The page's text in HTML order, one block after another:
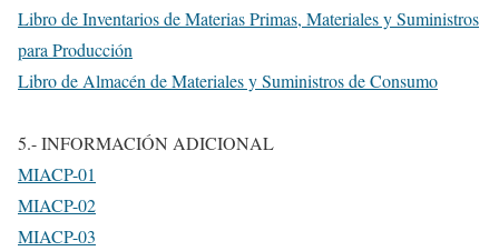
Libro de Inventarios de Materias Primas, Materiales y Suministros
para Producción
Libro de Almacén de Materiales y Suministros de Consumo
5.- INFORMACIÓN ADICIONAL
MIACP-01
MIACP-02
MIACP-03